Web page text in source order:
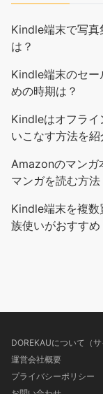
Kindle端末で写
は？
Kindle端末のセー
めの時期は？
Kindleはオフラ
いこなす方法を紹
Amazonのマンガ
マンガを読む方法
Kindle端末を複数
族使いがおすすめ
DOREKAUについて（サ
運営会社概要
プライバシーポリシー